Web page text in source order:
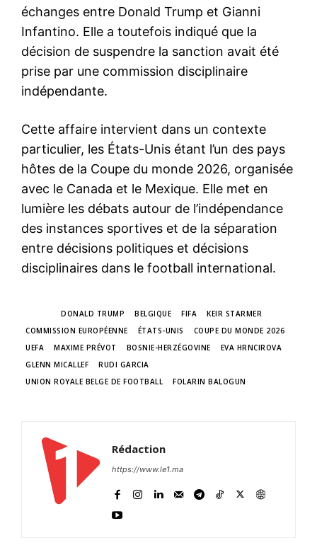
échanges entre Donald Trump et Gianni
Infantino. Elle a toutefois indiqué que la
décision de suspendre la sanction avait été
prise par une commission disciplinaire
indépendante.
Cette affaire intervient dans un contexte
particulier, les États-Unis étant l’un des pays
hôtes de la Coupe du monde 2026, organisée
avec le Canada et le Mexique. Elle met en
lumière les débats autour de l’indépendance
des instances sportives et de la séparation
entre décisions politiques et décisions
disciplinaires dans le football international.
DONALD TRUMP BELGIQUE FIFA
KEIR STARMER
COMMISSION EUROPÉENNE
ÉTATS-UNIS
COUPE DU MONDE 2026
UEFA
MAXIME PRÉVOT BOSNIE-HERZÉGOVINE
EVA HRNCIROVA
GLENN MICALLEF
RUDI GARCIA
UNION ROYALE BELGE DE FOOTBALL
FOLARIN BALOGUN
Rédaction
https://www.le1.ma